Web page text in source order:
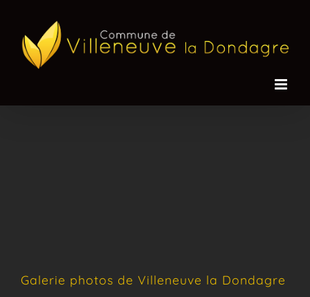
Galerie photos de Villeneuve la Dondagre